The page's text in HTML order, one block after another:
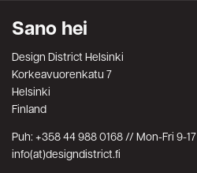
Sano hei
Design District Helsinki
Korkeavuorenkatu 7
Helsinki
Finland
Puh: +358 44 988 0168 // Mon-Fri 9-17
info(at)designdistrict.fi